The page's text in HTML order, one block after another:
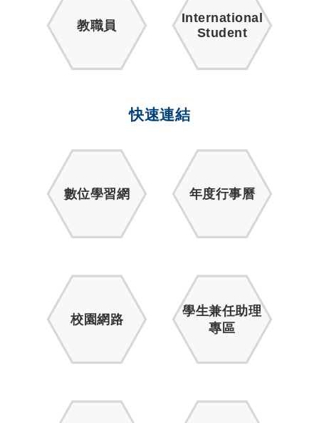
教職員
International
Student
快速連結
數位學習網 年度行事曆
校園網路
學生兼任助理
專區